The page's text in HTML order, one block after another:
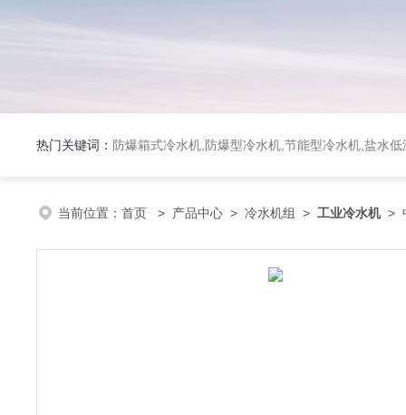
热门关键词： 防爆箱式冷水机,防爆型冷水机,节能型冷水机,盐水低
当前位置： 首页 > 产品中心 > 冷水机组 > 工业冷水机>